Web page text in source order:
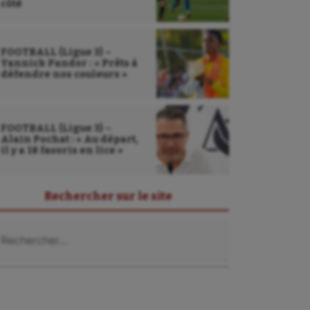
côté
FOOTBALL (Ligue 3) –
Yannick Pandor : « Prêts à
défendre nos couleurs »
FOOTBALL (Ligue 3) –
Alain Pochat : « Au départ,
il y a 18 favoris en lice »
Rechercher sur le site